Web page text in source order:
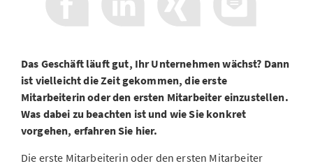
Das Geschäft läuft gut, Ihr Unternehmen wächst? Dann
ist vielleicht die Zeit gekommen, die erste
Mitarbeiterin oder den ersten Mitarbeiter einzustellen.
Was dabei zu beachten ist und wie Sie konkret
vorgehen, erfahren Sie hier.
Die erste Mitarbeiterin oder den ersten Mitarbeiter